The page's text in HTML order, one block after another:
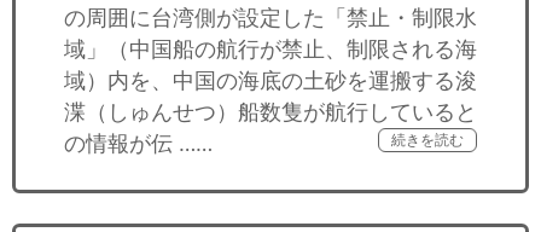
の周囲に台湾側が設定した「禁止・制限水
域」（中国船の航行が禁止、制限される海
域）内を、中国の海底の土砂を運搬する浚
渫（しゅんせつ）船数隻が航行していると
の情報が伝 ……
続きを読む